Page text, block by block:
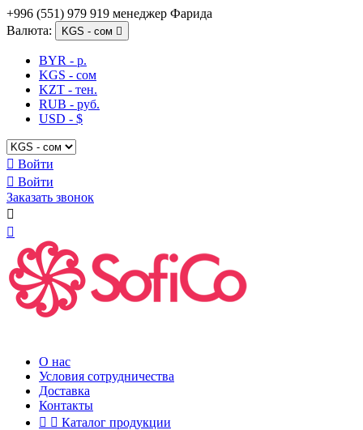
+996 (551) 979 919 менеджер Фарида
Валюта:
KGS - сом 
BYR - р.
KGS - сом
KZT - тен.
RUB - руб.
USD - $
 Войти
 Войти
Заказать звонок


О нас
Условия сотрудничества
Доставка
Контакты
  Каталог продукции